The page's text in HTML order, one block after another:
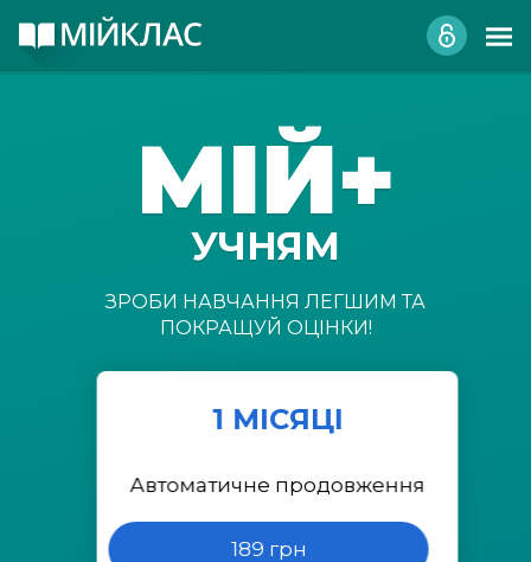
МІЙ+
УЧНЯМ
ЗРОБИ НАВЧАННЯ ЛЕГШИМ ТА
ПОКРАЩУЙ ОЦІНКИ!
1 МІСЯЦІ
Автоматичне продовження
189 грн